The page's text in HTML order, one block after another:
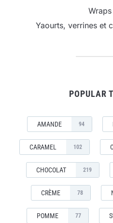
Wraps
Yaourts, verrines et
POPULAR
AMANDE 94
CARAMEL 102
CHOCOLAT 219
CRÈME 78
POMME 77